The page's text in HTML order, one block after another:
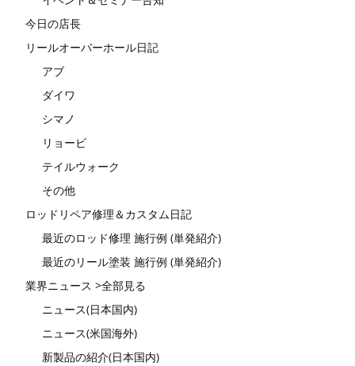
今日の店長
リールオーバーホール日記
アブ
ダイワ
シマノ
リョービ
テイルウォーク
その他
ロッドリペア修理＆カスタム日記
最近のロッド修理 施行例 (単発紹介)
最近のリール塗装 施行例 (単発紹介)
業界ニュース >全部見る
ニュース(日本国内)
ニュース(米国海外)
新製品の紹介(日本国内)